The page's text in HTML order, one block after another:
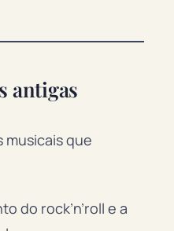
antigas
que
do rock’n’roll e a